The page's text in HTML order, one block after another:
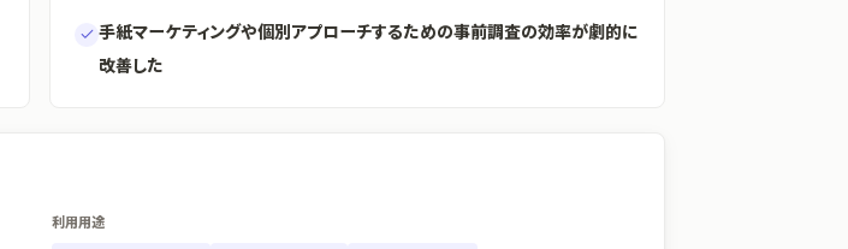
手紙マーケティングや個別アプローチするための事前調査の効率が劇的に
改善した
利用用途